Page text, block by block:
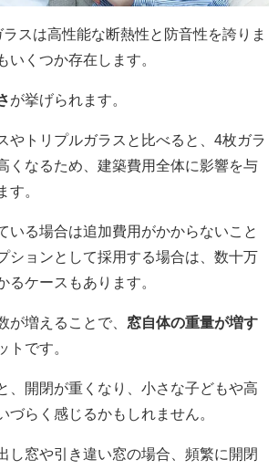
スは高性能な断熱性と防音性を誇りま
いくつか存在します。
が挙げられます。
やトリプルガラスと比べると、4枚ガラ
くなるため、建築費用全体に影響を与
す。
いる場合は追加費用がかからないこと
ションとして採用する場合は、数十万
るケースもあります。
が増えることで、 窓自体の重量が増す
トです。
、開閉が重くなり、小さな子どもや高
づらく感じるかもしれません。
し窓や引き違い窓の場合、頻繁に開閉